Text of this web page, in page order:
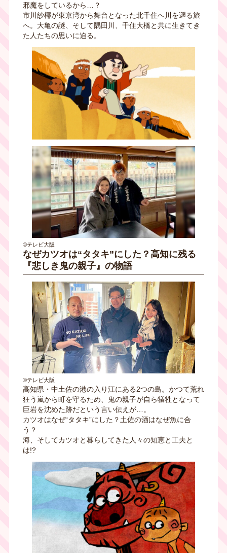
邪魔をしているから…？
市川紗椰が東京湾から舞台となった北千住へ川を遡る旅
へ。大亀の謎、そして隅田川、千住大橋と共に生きてき
た人たちの思いに迫る。
©テレビ大阪
なぜカツオは“タタキ”にした？高知に残る
『悲しき鬼の親子』の物語
©テレビ大阪
高知県・中土佐の港の入り江にある2つの島。かつて荒れ
狂う嵐から町を守るため、鬼の親子が自ら犠牲となって
巨岩を沈めた跡だという言い伝えが…。
カツオはなぜ“タタキ”にした？土佐の酒はなぜ魚に合
う？
海、そしてカツオと暮らしてきた人々の知恵と工夫と
は!?